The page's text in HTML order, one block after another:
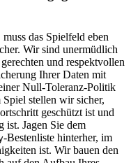
das Spielfeld eben
Wir sind unermüdlich
und respektvollen
Ihrer Daten mit
Null-Toleranz-Politik
stellen wir sicher,
geschützt ist und
ist. Jagen Sie dem
-Bestenliste hinterher, im
ist. Wir bauen den